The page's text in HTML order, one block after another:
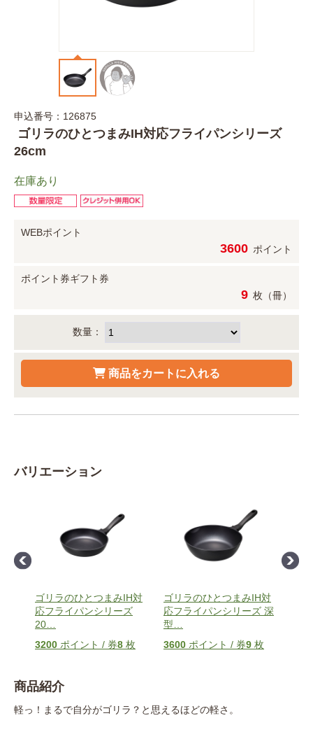
申込番号：126875
ゴリラのひとつまみIH対応フライパンシリーズ
26cm
在庫あり
WEBポイント
3600 ポイント
ポイント券ギフト券
9 枚（冊）
数量：
バリエーション
ゴリラのひとつまみIH対
応フライパンシリーズ
20
3200 ポイント / 券8 枚
ゴリラのひとつまみIH対
応フライパンシリーズ 深
型
3600 ポイント / 券9 枚
商品紹介
軽っ！まるで自分がゴリラ？と思えるほどの軽さ。